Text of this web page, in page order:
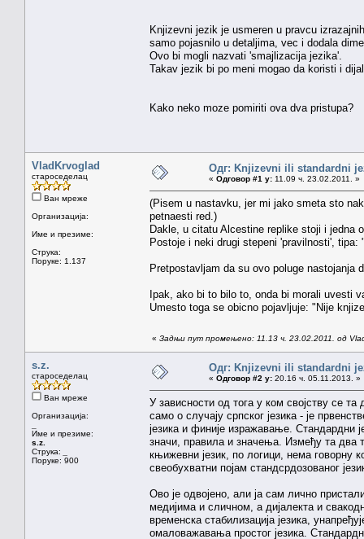
Knjizevni jezik je usmeren u pravcu
samo pojasnilo u detaljima, vec i dodala
Ovo bi mogli nazvati 'smajlizacija jezika'.
Takav jezik bi po meni mogao da koristi i
Kako neko moze pomiriti ova dva pristupa?
VladKrvoglad
староседелац
Ван мреже
Организација:
Име и презиме:
Струка:
Поруке: 1.137
Одг: Knjizevni ili standardni
« Одговор #1 у: 11.09 ч. 23.02.2011. »
(Pisem u nastavku, jer mi jako smeta sto
petnaesti red.)
Dakle, u citatu Alcestine replike stoji i jedna
Postoje i neki drugi stepeni 'pravilnosti',
Pretpostavljam da su ovo poluge nastojanja
Ipak, ako bi to bilo to, onda bi morali uvesti
Umesto toga se obicno pojavljuje: "Nije
« Задњи пут промењено: 11.13 ч. 23.02.2011. од
s.z.
староседелац
Ван мреже
Организација:
Име и презиме:
s.z.
Струка:
Поруке: 900
Одг: Knjizevni ili standardni
« Одговор #2 у: 20.16 ч. 05.11.2013. »
У зависности од тога у ком својству се
само о случају српског језика - је
језика и финије изражавање. Стандардни
значи, правила и значења. Између та два
књижевни језик, по логици, нема говорну
свеобухватни појам стандсрдозованог
Ово је одвојено, али ја сам лично
медијима и сличном, а дијалекта и
временска стабилизација језика,
омаловажавања простог језика.